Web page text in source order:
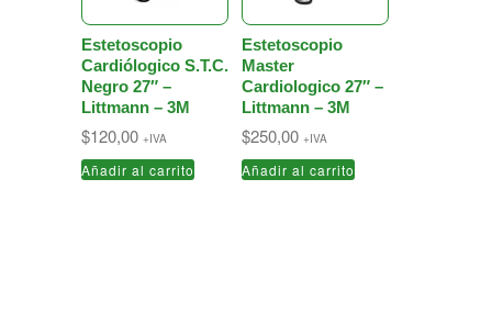
Estetoscopio
Cardiólogico S.T.C.
Negro 27″ –
Littmann – 3M
$120,00 +IVA
Añadir al carrito
Estetoscopio
Master
Cardiologico 27″ –
Littmann – 3M
$250,00 +IVA
Añadir al carrito